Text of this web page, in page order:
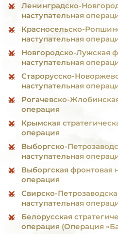
Ленинградско-
наступательная
Красносельско-
наступательная
Новгородско-Лужская
наступательная
Старорусско-
наступательная
Рогачевско-
операция
Крымская
операция
Выборгско-
наступательная
Выборгская фронтовая
операция
Свирско-
наступательная
Белорусская
операция (Операция